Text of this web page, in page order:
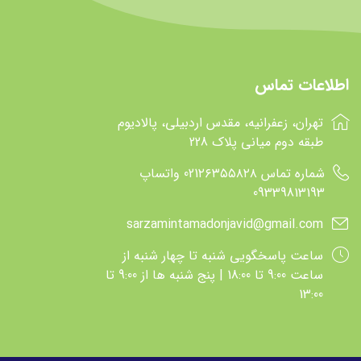
aptamil
سیمیلاک
گربر
Gerber
اینفاکول
infacol
گلدن گات
Golden goat
پانادل
Panadol
پدیاشور
پالی
Pali
اطلاعات تماس
تهران، زعفرانیه، مقدس اردبیلی، پالادیوم
طبقه دوم میانی پلاک 228
شماره تماس 021۲۶۳۵۵۸۲۸ واتساپ
09339813193
sarzamintamadonjavid@gmail.com
ساعت پاسخگويي شنبه تا چهار شنبه از
ساعت 9:00 تا 18:00 | پنج شنبه ها از 9:00 تا
13:00